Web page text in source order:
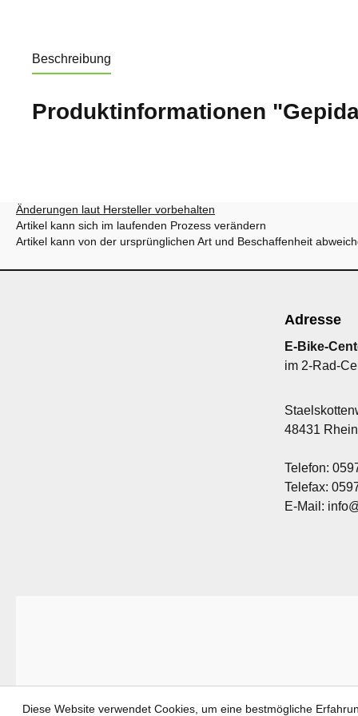
Beschreibung
Produktinformationen
Änderungen laut Hersteller vorbehalten
Artikel kann sich im laufenden Prozess verändern
Artikel kann von der ursprünglichen Art und Beschaffenheit
Adresse
E-Bike-
im 2-Rad-
48431
Telefon:
Telefax:
E-Mail:
Diese Website verwendet Cookies, um eine bestmögliche